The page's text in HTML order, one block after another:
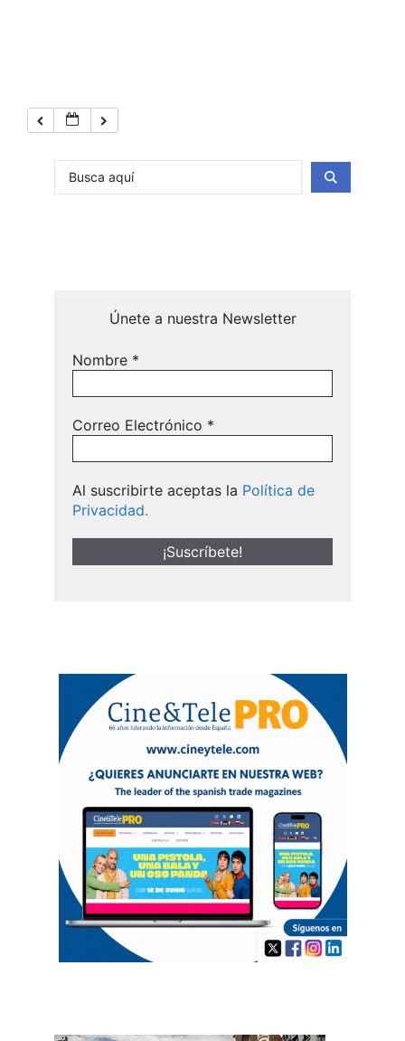
Únete a nuestra Newsletter
Nombre *
Correo Electrónico *
Al suscribirte aceptas la Política de
Privacidad.